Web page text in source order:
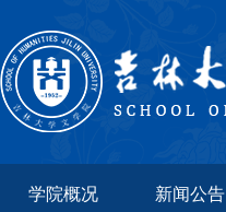
学院概况 新闻公告